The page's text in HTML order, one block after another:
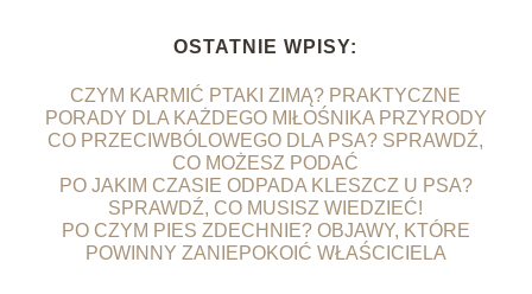
OSTATNIE WPISY:
CZYM KARMIĆ PTAKI ZIMĄ? PRAKTYCZNE
PORADY DLA KAŻDEGO MIŁOŚNIKA PRZYRODY
CO PRZECIWBÓLOWEGO DLA PSA? SPRAWDŹ,
CO MOŻESZ PODAĆ
PO JAKIM CZASIE ODPADA KLESZCZ U PSA?
SPRAWDŹ, CO MUSISZ WIEDZIEĆ!
PO CZYM PIES ZDECHNIE? OBJAWY, KTÓRE
POWINNY ZANIEPOKOIĆ WŁAŚCICIELA